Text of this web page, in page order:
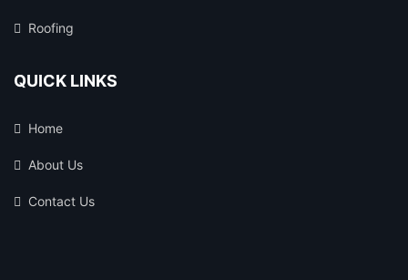
Roofing
QUICK LINKS
Home
About Us
Contact Us